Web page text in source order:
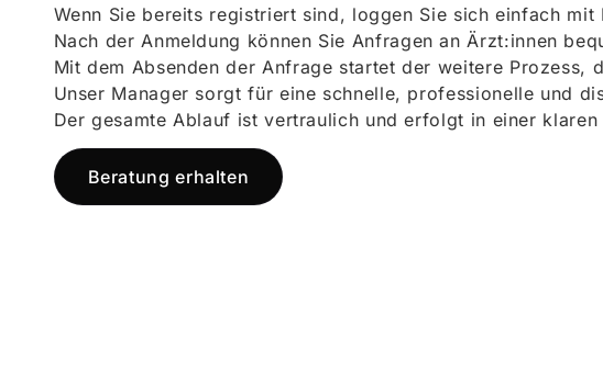
Wenn Sie bereits registriert sind, loggen Sie sich einfach mit
Nach der Anmeldung können Sie Anfragen an Ärzt:innen
Mit dem Absenden der Anfrage startet der weitere
Unser Manager sorgt für eine schnelle, professionelle und
Der gesamte Ablauf ist vertraulich und erfolgt in einer klaren
Beratung erhalten